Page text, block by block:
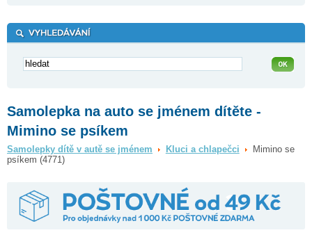
Samolepka na auto se jménem dítěte -
Mimino se psíkem
Samolepky dítě v autě se jménem Kluci a chlapečci
Mimino se
psíkem (4771)